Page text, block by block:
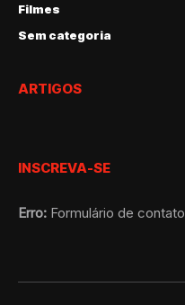
Filmes
Sem categoria
ARTIGOS
INSCREVA-SE
Erro: Formulário de